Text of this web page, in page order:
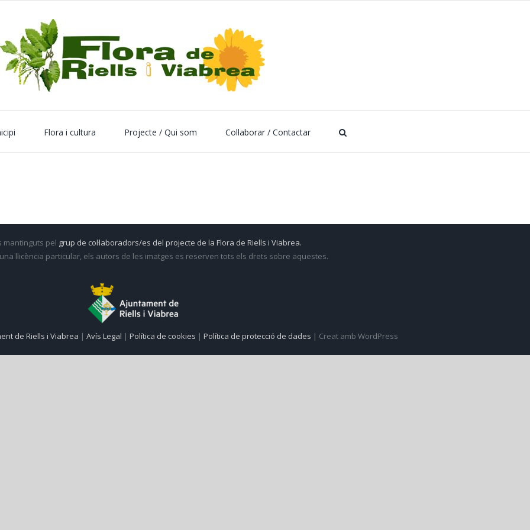
Flora i cultura Projecte / Qui som Col·laborar / Contactar
mantinguts pel grup de col·laboradors/es del projecte de la Flora de Riells i Viabrea.
llicència particular, els autors de les imatges es reserven tots els drets sobre aquestes.
de Riells i Viabrea | Avís Legal | Política de cookies | Política de protecció de dades | Creat amb WordPress